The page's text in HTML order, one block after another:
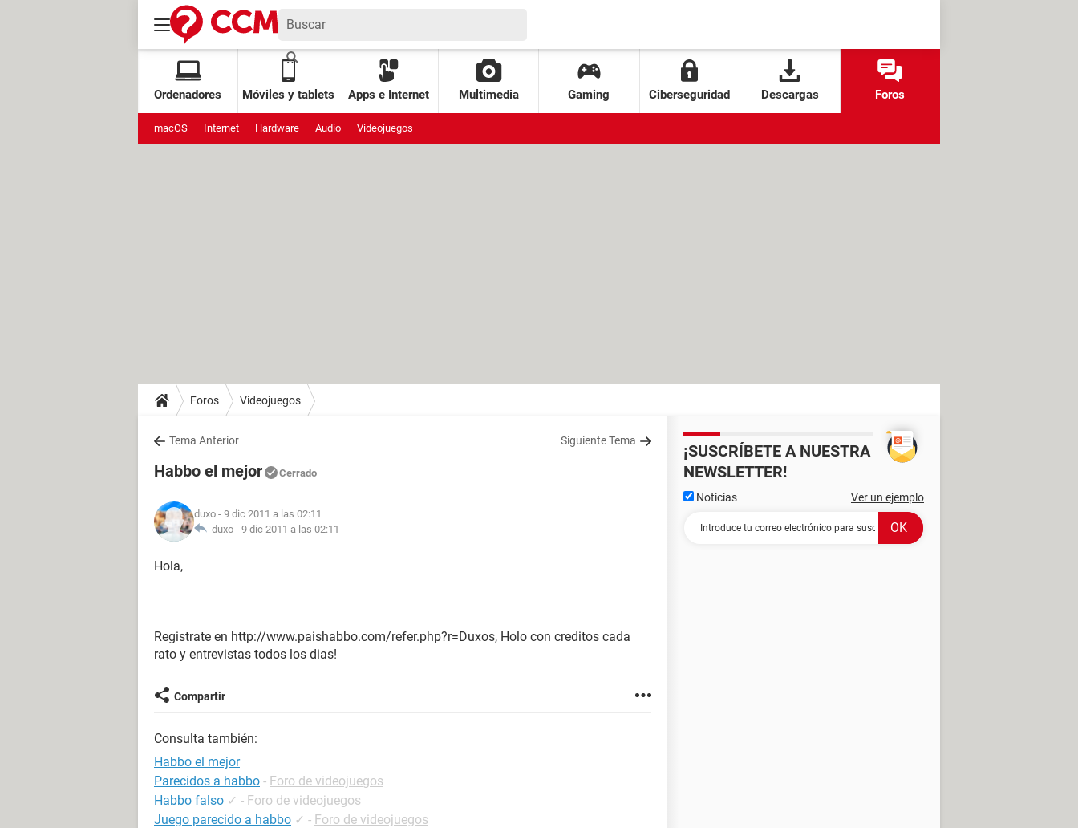
Ordenadores Móviles y tablets Apps e Internet Multimedia Gaming Ciberseguridad Descargas Foros
macOS Internet Hardware Audio Videojuegos
Foros Videojuegos
Tema Anterior Siguiente Tema
Habbo el mejor Cerrado
duxo - 9 dic 2011 a las 02:11
duxo - 9 dic 2011 a las 02:11
Hola,
Registrate en http://www.paishabbo.com/refer.php?r=Duxos, Holo con creditos cada
rato y entrevistas todos los dias!
Compartir
Consulta también:
Habbo el mejor
Parecidos a habbo - Foro de videojuegos
Habbo falso ✓ - Foro de videojuegos
Juego parecido a habbo ✓ - Foro de videojuegos
¡SUSCRÍBETE A NUESTRA
NEWSLETTER!
Noticias Ver un ejemplo